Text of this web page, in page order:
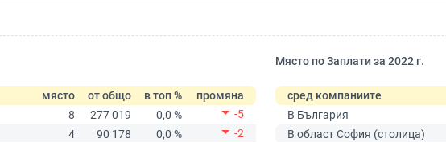
място от общо в топ %
промяна
8 277 019 0,0 %
-5
4 90 178 0,0 %
-2
Място по Заплати за 2022 г.
сред компаниите
В България
В област София (столица)